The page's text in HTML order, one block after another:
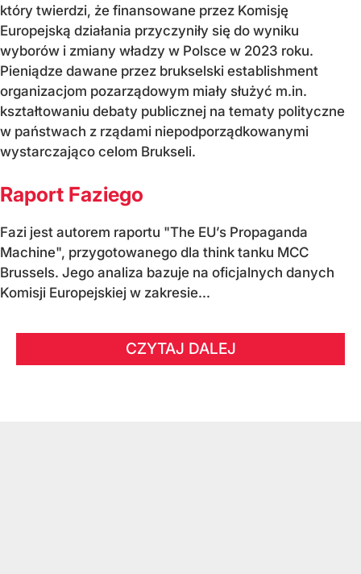
który twierdzi, że finansowane przez Komisję
Europejską działania przyczyniły się do wyniku
wyborów i zmiany władzy w Polsce w 2023 roku.
Pieniądze dawane przez brukselski establishment
organizacjom pozarządowym miały służyć m.in.
kształtowaniu debaty publicznej na tematy polityczne
w państwach z rządami niepodporządkowanymi
wystarczająco celom Brukseli.
Raport Faziego
Fazi jest autorem raportu "The EU’s Propaganda
Machine", przygotowanego dla think tanku MCC
Brussels. Jego analiza bazuje na oficjalnych danych
Komisji Europejskiej w zakresie...
CZYTAJ DALEJ